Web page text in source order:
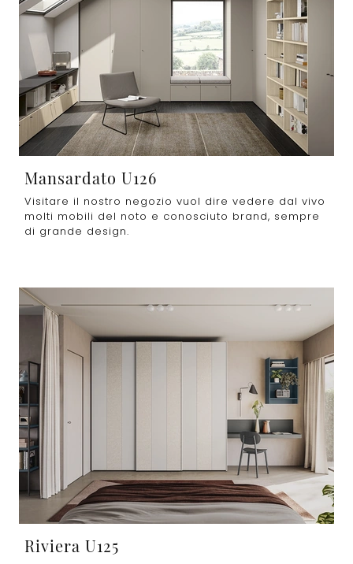
Mansardato U126
Visitare il nostro negozio vuol dire vedere dal vivo
molti mobili del noto e conosciuto brand, sempre
di grande design.
Riviera U125